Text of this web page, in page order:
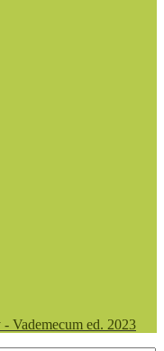
Vademecum ed. 2023